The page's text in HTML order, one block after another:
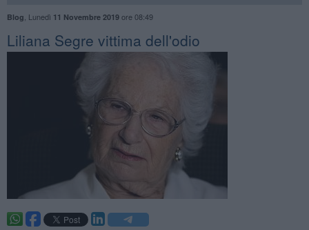
Blog Lunedì 11 Novembre 2019ore 08:49
Liliana Segre vittima dell'odio